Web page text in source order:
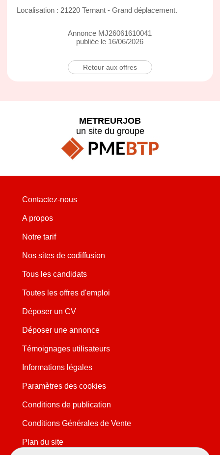
Localisation : 21220 Ternant - Grand déplacement.
Annonce MJ26061610041
publiée le 16/06/2026
Retour aux offres
METREURJOB
un site du groupe
Contactez-nous
A propos
Notre tarif
Nos sites de codiffusion
Tous les candidats
Toutes les offres d'emploi
Déposer un CV
Déposer une annonce
Témoignages utilisateurs
Informations légales
Paramètres des cookies
Conditions de publication
Conditions Générales de Vente
Plan du site